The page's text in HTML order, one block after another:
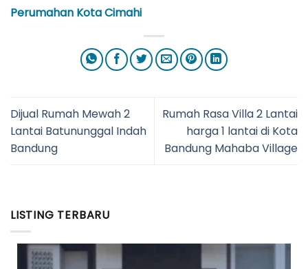
Perumahan Kota Cimahi
Dijual Rumah Mewah 2
Lantai Batununggal Indah
Bandung
Rumah Rasa Villa 2 Lantai
harga 1 lantai di Kota
Bandung Mahaba Village
LISTING TERBARU